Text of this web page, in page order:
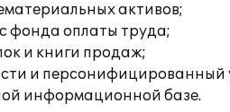
активов;
фонда оплаты труда;
и книги продаж;
и персонифицированный
информационной базе.